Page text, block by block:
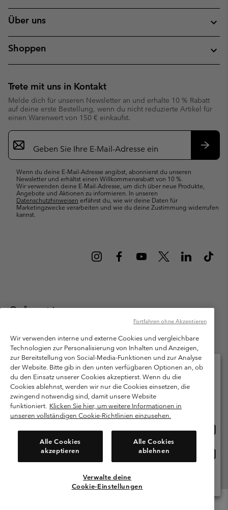
Über uns
Shoppen
Trete mit uns in Kontakt
Melde dich für unseren Newsletter an und erhalte 10 % Rabatt
auf deine erste Bestellung, wenn du nicht reduzierte Artikel für
einen Warenwert von 150 € einkaufst.
Newsletter-
Anmeldung
Wenn du deine E-Mail-Adresse angibst, abonnierst du unseren
Newsletter und erhältst einen Willkommensrabatt von 10 %.
Wir verwenden deine E-Mail-Adresse, um dich über neue Produkte,
Angebote und Aktionen zu informieren. In unseren
Datenschutzhinweisen erfährst du, wie wir deine Daten für
Marketingzwecke verarbeiten und wie du deine Zustimmung widerrufen
kannst.
Österreich
Columbia Sportswear Austria GmbH. Moosfeldstraße 1, 5101
Bergheim, Salzburg Österreich. Alle Rechte vorbehalten.
Nutzungsbedingungen
Allgemeine Verkaufsbedingungen
Garantie
Datenschutzerklärung
Bestimmungen und Bedingungen des Mitglieder Programms
Nutzungsbedingungen Für Nutzergenerierte Inhalte
Cookies
Kundenservice: Mo- Fr. 9:00 - 13:00 & 14:00- 18:00 Uhr
(+)43720880525
Wir verwenden interne und externe Cookies und vergleichbare
Technologien zur Personalisierung von Inhalten und Anzeigen,
zur Bereitstellung von Social-Media-Funktionen und zur Analyse
der Website. Bitte gib in den unten verfügbaren Optionen an, ob
du den Einsatz unserer Cookies akzeptierst. Wenn du die
Cookies ablehnst, werden wir nur die Cookies einsetzen, die
zwingend notwendig sind, damit unsere Website
funktioniert. Klicken Sie hier, um weitere Informationen in
unseren vollständigen Cookie-Richtlinien einzusehen.
Alle Cookies
akzeptieren
Alle Cookies
ablehnen
Verwalte deine
Cookie-Einstellungen
Fortfahren ohne Akzeptieren
Bitte wählen Sie Ihr Lieferland und Ihre Sprache
Online-Einkauf verfügbar
Österreich
Alle Länder Anzeigen